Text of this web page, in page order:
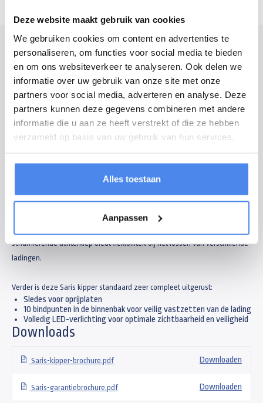
Deze website maakt gebruik van cookies
We gebruiken cookies om content en advertenties te
personaliseren, om functies voor social media te bieden
en om ons websiteverkeer te analyseren. Ook delen we
informatie over uw gebruik van onze site met onze
partners voor social media, adverteren en analyse. Deze
partners kunnen deze gegevens combineren met andere
informatie die u aan ze heeft verstrekt of die ze hebben
verzameld op basis van uw gebruik van hun services.
Alles toestaan
Aanpassen
Modelomschrijving
Deze Saris 3-zijdge kipper Heavy Duty Steel is een robuuste en veelzijdige
kipper voor professioneel gebruik. Dankzij de 3-zijdige kiepfunctie en de
solide afwerking is deze kipper perfect inzetbaar voor bouw,
groenvoorziening en transport van zware materialen.
De kipper is uitgevoerd met 40cm hoge, dubbelwandige stalen zijborden,
intensief gebruik en zware belasting.
Het kippen gebeurt elektrisch, eenvoudig en snel, en voor extra zekerheid
scharnierende achterklep biedt flexibiliteit bij het lossen van verschillende
ladingen.
Verder is deze Saris kipper standaard zeer compleet uitgerust:
Sledes voor oprijplaten
10 bindpunten in de binnenbak voor veilig vastzetten van de lading
Volledig LED-verlichting voor optimale zichtbaarheid en veiligheid
Downloads
Saris-kipper-brochure.pdf Downloaden
Saris-garantiebrochure.pdf Downloaden